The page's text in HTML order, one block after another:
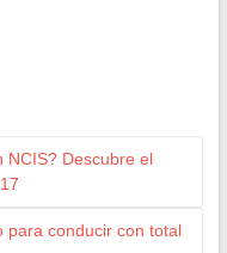
NCIS? Descubre el
para conducir con total